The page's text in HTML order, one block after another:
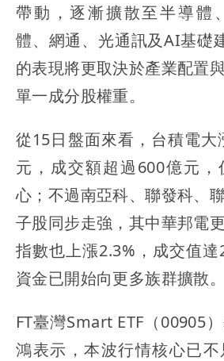
帶動，逐漸擴散至半導體
體、網通、光通訊及AI基礎
的表現將更取決於產業配置
單一成分股權重。
從15日盤面來看，台積電大
元，成交額超過600億元
心；不過南亞科、聯發科、
子股同步走強，其中華邦電
指數也上漲2.3%，成交值
資金已開始向更多族群擴散。
FT臺灣Smart ETF（00905
鴻表示，本波行情核心已